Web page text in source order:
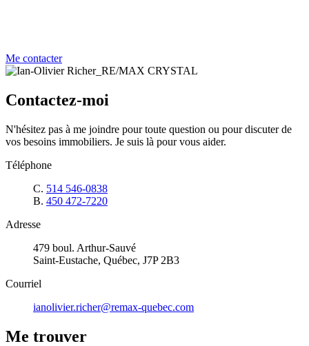
Me contacter
Contactez-moi
N'hésitez pas à me joindre pour toute question ou pour discuter de
vos besoins immobiliers. Je suis là pour vous aider.
Téléphone
C. 514 546-0838
B. 450 472-7220
Adresse
479 boul. Arthur-Sauvé
Saint-Eustache, Québec, J7P 2B3
Courriel
ianolivier.richer@remax-quebec.com
Me trouver